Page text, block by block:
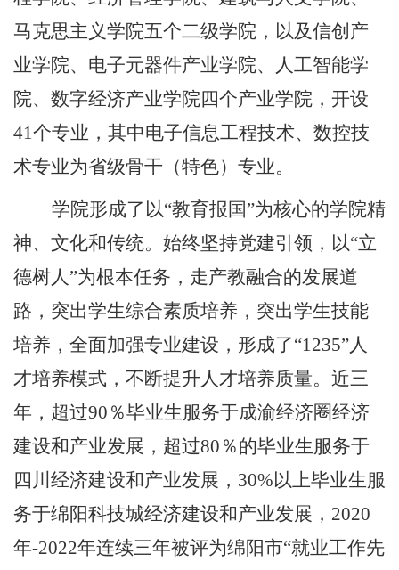
马克思主义学院五个二级学院，以及信创产
业学院、 电子元器件产业学院、
人工智能学
院、数字经济产业学院四个产业学院，开设
41个专业，其中电子信息工程技术、数控技
术专业为省级骨干（特色）专业。
学院形成了以“教育报国”为核心的学院精
神、文化和传统。始终坚持党建引领，以“立
德树人”为根本任务，走产教融合的发展道
路，突出学生综合素质培养，突出学生技能
培养，全面加强专业建设，形成了“1235”人
才培养模式，不断提升人才培养质量。近三
年，超过90 ％毕业生服务于成渝经济圈经济
建设和产业发展，超过80 ％的毕业生服务于
四川经济建设和产业发展， 30%以上毕业生服
务于绵阳科技城经济建设和产业发展， 2020
年-2022年连续三年被评为绵阳市“就业工作先